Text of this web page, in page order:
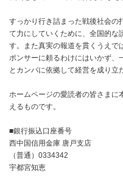
すっかり行き詰まった戦後社会の
て力にしていくために、全国的な
す。また真実の報道を貫くうえで
ポンサーに頼るわけにはいかず、
とカンパに依拠して経営を成り立
ホームページの愛読者の皆さまに
えるものです。
■銀行振込口座番号
西中国信用金庫 唐戸支店
（普通）0334342
宇都宮知恵